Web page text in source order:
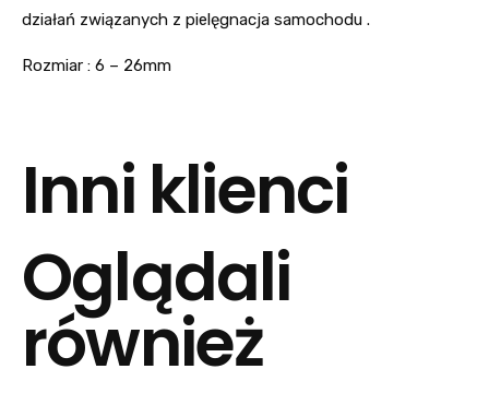
działań związanych z pielęgnacja samochodu .
Rozmiar : 6 – 26mm
Inni klienci
Oglądali
również